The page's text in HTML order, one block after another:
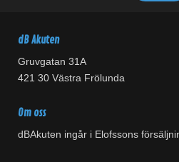
dB Akuten
Gruvgatan 31A
421 30 Västra Frölunda
Om oss
dBAkuten ingår i Elofssons